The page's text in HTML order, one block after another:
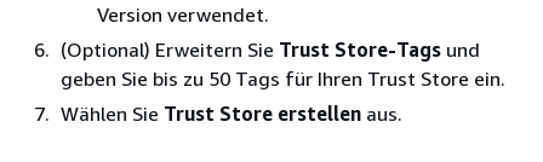
Version verwendet.
(Optional) Erweitern Sie Trust Store-Tags und
geben Sie bis zu 50 Tags für Ihren Trust Store ein.
Wählen Sie Trust Store erstellen aus.